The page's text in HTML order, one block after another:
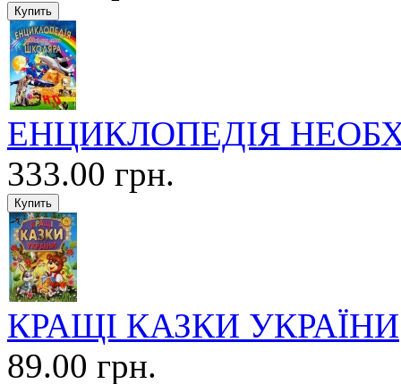
ЕНЦИКЛОПЕДІЯ
333.00 грн.
КРАЩІ КАЗКИ УКРАЇНИ
89.00 грн.